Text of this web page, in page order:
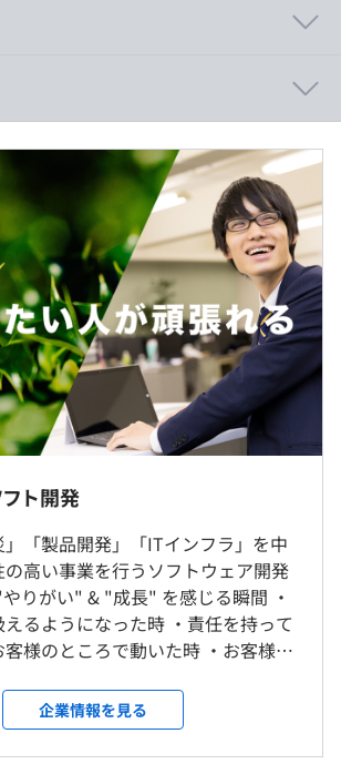
望のマシンを支給いたします
に選択
、VMware vSphere、
Kubernetes Engine
お客さま先（都内近郊）での勤務とな
プロジェクトによります）
囲
東京都内近況
20万円、住宅補助3万円）
ありません
支給します
提示額を保証するものではありません）
8時間
13:00（60分）
〉
日）※6月最終土曜日のみ社員総会の
ト開発
「製品開発」「ITインフラ」を中
高い事業を行うソフトウェア開発
になった時 ・責任を持って
ところで動いた時 ・お客様か
な発展に必要な要素の1つです。IT業
ムエンジニアとしての喜びは、私た
、お客様や社会の役に立っている
企業情報を見る